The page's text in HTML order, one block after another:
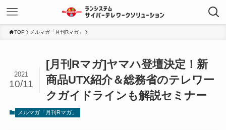
TOP メルマガ「月刊Rマガ」
[月刊Rマガ]ヤマハ登壇決定！新
商品UTX紹介＆総務省のテレワー
クガイドラインも解説セミナー
2021
10/11
メルマガ「月刊Rマガ」